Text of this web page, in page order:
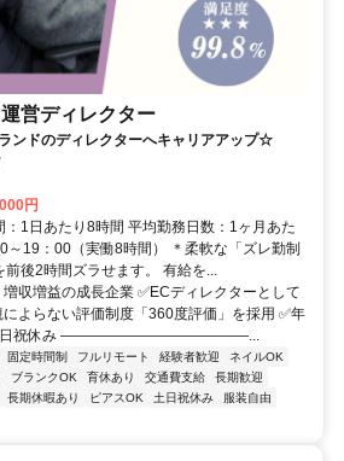
営ディレクター
ンドのディレクターへキャリアアップ☆
円
：1日あたり8時間 平均勤務日数：1ヶ月あた
～19：00（実働8時間） ＊柔軟な「ズレ勤制
前後2時間ズラせます。 有給を...
収増益の成長企業 ✅ECディレクターとして
よらない評価制度「360度評価」を採用 ✅年
土日祝休み ―――――――――――――...
固定時間制 フルリモート 経験者歓迎
ネイルOK
ブランクOK 育休あり 交通費支給
長期歓迎
長期休暇あり ピアスOK 土日祝休み
服装自由